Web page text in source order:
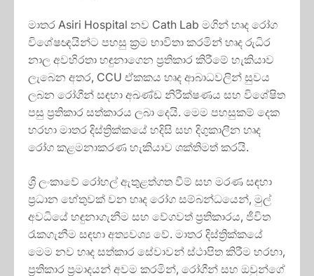
මාතර Asiri Hospital නව Cath Lab මගින් හෘද රෝග
විශේෂඥයින්ට පහසු ක්‍රම භාවිතා කරමින් හෘද රුධිර
නාල අවහිරතා හඳුනාගෙන ප්‍රතිකාර කිරීමේ හැකියාව
ලැබෙන අතර, CCU ඒකකය හෘද ආබාධවලින් සුවය
ලබන රෝගීන් සඳහා අඛණ්ඩ නිරීක්ෂණය සහ විශේෂිත
පසු ප්‍රතිකාර සත්කාරය ලබා දෙයි. මෙම පහසුකම් දෙක
හරහා මාතර දිස්ත්‍රික්කයේ හදිසි සහ දිගුකාලීන හෘද
රෝග කළමනාකරණ හැකියාව ශක්තිමත් කරයි.
ශ්‍රී ලංකාවේ රෝහල් ඇතුළත්ගත වීම් සහ මරණ සඳහා
ප්‍රධාන හේතුවක් වන හෘද රෝග සම්බන්ධයෙන්, මුල්
අවධියේ හඳුනාගැනීම සහ වේගවත් ප්‍රතිකාරය, ජීවිත
රැකගැනීම සඳහා අත්‍යවශ්‍ය වේ. මාතර දිස්ත්‍රික්කයේ
මෙම නව හෘද සත්කාර සේවාවන් ස්ථාපිත කිරීම හරහා,
ප්‍රතිකාර ප්‍රමාදයන් අවම කරමින්, රෝගීන් සහ ඔවුන්ගේ